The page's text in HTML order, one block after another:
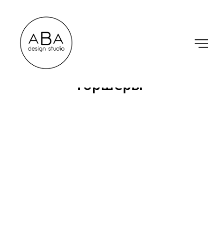
Настольные лампы и
торшеры